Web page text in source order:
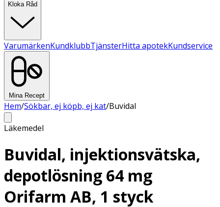
Kloka Råd
VarumärkenKundklubbTjänsterHitta apotekKundservice
Mina Recept
Hem/Sökbar, ej köpb, ej kat/Buvidal
Läkemedel
Buvidal, injektionsvätska,
depotlösning 64 mg
Orifarm AB, 1 styck